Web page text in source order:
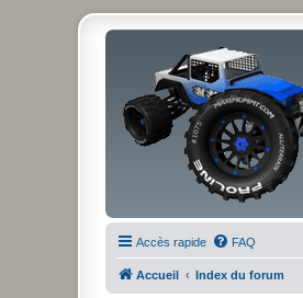
Accès rapide FAQ
Accueil Index du forum